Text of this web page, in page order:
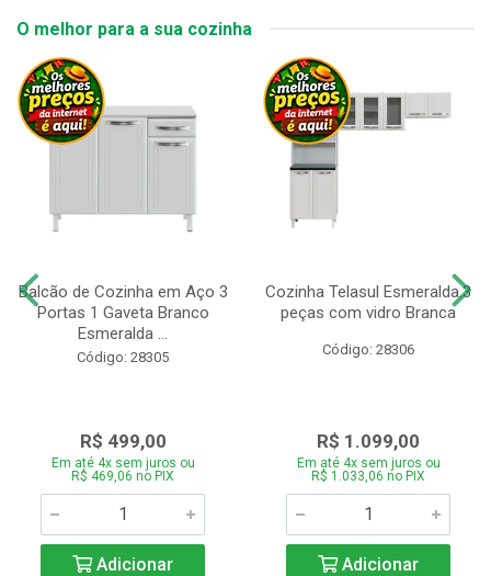
O melhor para a sua cozinha
Balcão de Cozinha em Aço 3
Portas 1 Gaveta Branco
Esmeralda ...
Código: 28305
R$ 499,00
Em até 4x sem juros ou
R$ 469,06 no PIX
Adicionar
Cozinha Telasul Esmeralda.3
peças com vidro Branca
Código: 28306
R$ 1.099,00
Em até 4x sem juros ou
R$ 1.033,06 no PIX
Adicionar